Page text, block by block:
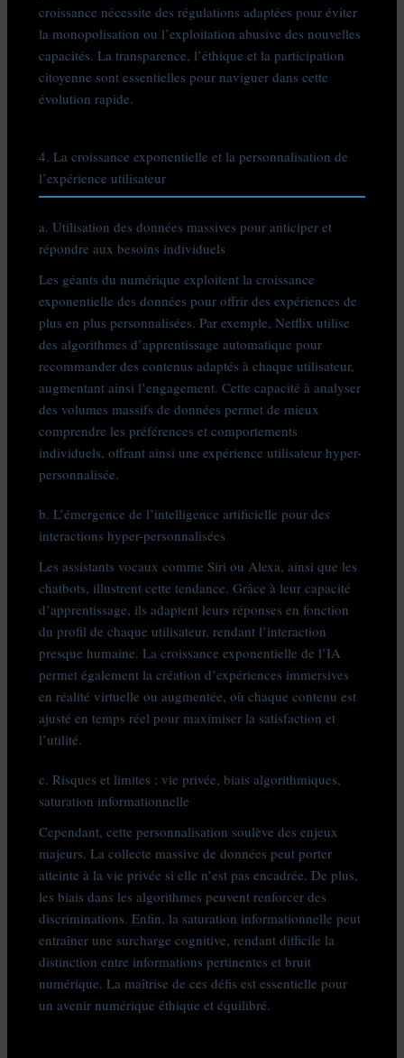
croissance nécessite des régulations adaptées pour éviter
la monopolisation ou l’exploitation abusive des nouvelles
capacités. La transparence, l’éthique et la participation
citoyenne sont essentielles pour naviguer dans cette
évolution rapide.
4. La croissance exponentielle et la personnalisation de
l’expérience utilisateur
a. Utilisation des données massives pour anticiper et
répondre aux besoins individuels
Les géants du numérique exploitent la croissance
exponentielle des données pour offrir des expériences de
plus en plus personnalisées. Par exemple, Netflix utilise
des algorithmes d’apprentissage automatique pour
recommander des contenus adaptés à chaque utilisateur,
augmentant ainsi l’engagement. Cette capacité à analyser
des volumes massifs de données permet de mieux
comprendre les préférences et comportements
individuels, offrant ainsi une expérience utilisateur hyper-
personnalisée.
b. L’émergence de l’intelligence artificielle pour des
interactions hyper-personnalisées
Les assistants vocaux comme Siri ou Alexa, ainsi que les
chatbots, illustrent cette tendance. Grâce à leur capacité
d’apprentissage, ils adaptent leurs réponses en fonction
du profil de chaque utilisateur, rendant l’interaction
presque humaine. La croissance exponentielle de l’IA
permet également la création d’expériences immersives
en réalité virtuelle ou augmentée, où chaque contenu est
ajusté en temps réel pour maximiser la satisfaction et
l’utilité.
c. Risques et limites : vie privée, biais algorithmiques,
saturation informationnelle
Cependant, cette personnalisation soulève des enjeux
majeurs. La collecte massive de données peut porter
atteinte à la vie privée si elle n’est pas encadrée. De plus,
les biais dans les algorithmes peuvent renforcer des
discriminations. Enfin, la saturation informationnelle peut
entraîner une surcharge cognitive, rendant difficile la
distinction entre informations pertinentes et bruit
numérique. La maîtrise de ces défis est essentielle pour
un avenir numérique éthique et équilibré.